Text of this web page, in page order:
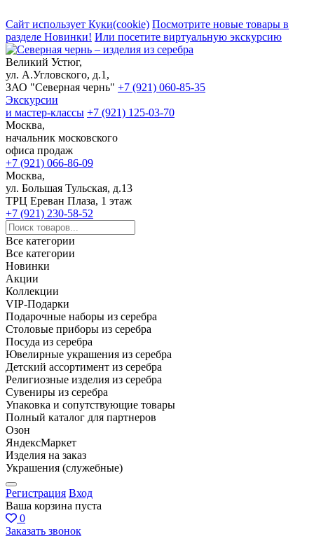
Сайт использует Куки(cookie) Посмотрите новые товары в
разделе Новинки! Или посетите виртуальную экскурсию
Великий Устюг,
ул. А.Угловского, д.1,
ЗАО "Северная чернь" +7 (921) 060-85-35
Экскурсии
и мастер-классы +7 (921) 125-03-70
Москва,
начальник московского
офиса продаж
+7 (921) 066-86-09
Москва,
ул. Большая Тульская, д.13
ТРЦ Ереван Плаза, 1 этаж
+7 (921) 230-58-52
Все категории
Все категории
Новинки
Акции
Коллекции
VIP-Подарки
Подарочные наборы из серебра
Столовые приборы из серебра
Посуда из серебра
Ювелирные украшения из серебра
Детский ассортимент из серебра
Религиозные изделия из серебра
Сувениры из серебра
Упаковка и сопутствующие товары
Полный каталог для партнеров
Озон
ЯндексМаркет
Изделия на заказ
Украшения (служебные)
Регистрация Вход
Ваша корзина пуста
0
Заказать звонок